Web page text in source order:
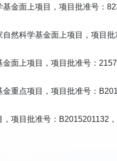
金面上项目，项目批准号：
然科学基金面上项目，项目批
面上项目，项目批准号：
重点项目，项目批准号：
项目批准号：B2015201132